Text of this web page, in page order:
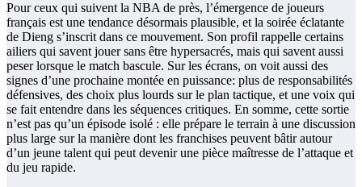
Pour ceux qui suivent la NBA de près, l’émergence de joueurs
français est une tendance désormais plausible, et la soirée éclatante
de Dieng s’inscrit dans ce mouvement. Son profil rappelle certains
ailiers qui savent jouer sans être hypersacrés, mais qui savent aussi
peser lorsque le match bascule. Sur les écrans, on voit aussi des
signes d’une prochaine montée en puissance: plus de responsabilités
défensives, des choix plus lourds sur le plan tactique, et une voix qui
se fait entendre dans les séquences critiques. En somme, cette sortie
n’est pas qu’un épisode isolé : elle prépare le terrain à une discussion
plus large sur la manière dont les franchises peuvent bâtir autour
d’un jeune talent qui peut devenir une pièce maîtresse de l’attaque et
du jeu rapide.